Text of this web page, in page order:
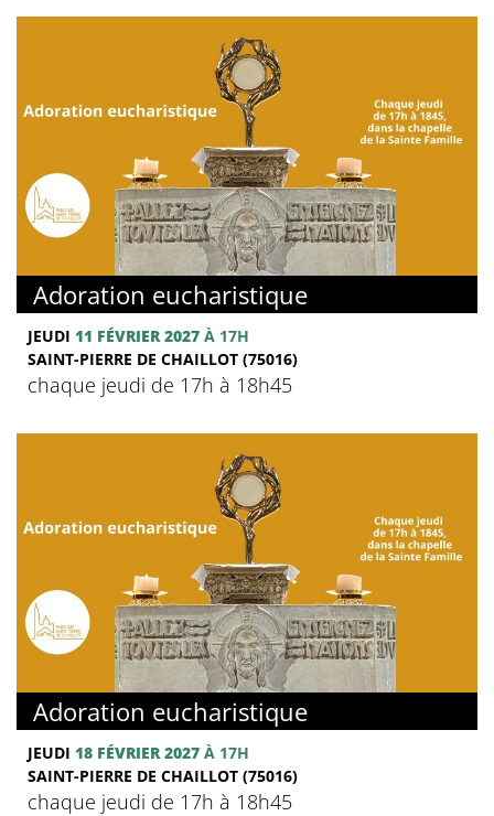
Adoration eucharistique
JEUDI 11 FÉVRIER 2027 À 17H
SAINT-PIERRE DE CHAILLOT (75016)
chaque jeudi de 17h à 18h45
Adoration eucharistique
JEUDI 18 FÉVRIER 2027 À 17H
SAINT-PIERRE DE CHAILLOT (75016)
chaque jeudi de 17h à 18h45